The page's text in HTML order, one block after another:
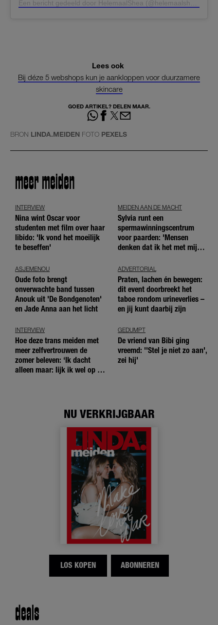
Een bericht gedeeld door HelemaalShea (@helemaalshea)
Lees ook
Bij déze 5 webshops kun je aankloppen voor duurzamere
skincare
GOED ARTIKEL? DELEN MAAR.
BRON LINDA.MEIDEN FOTO PEXELS
meer meiden
INTERVIEW
Nina wint Oscar voor
studenten met film over haar
libido: 'Ik vond het moeilijk
te beseffen'
MEIDEN AAN DE MACHT
Sylvia runt een
spermawinningscentrum
voor paarden: 'Mensen
denken dat ik het met mijn
ASJEMENOU
Oude foto brengt
onverwachte band tussen
Anouk uit 'De Bondgenoten'
en Jade Anna aan het licht
ADVERTORIAL
Praten, lachen én bewegen:
dit event doorbreekt het
taboe rondom urineverlies –
en jij kunt daarbij zijn
INTERVIEW
Hoe deze trans meiden met
meer zelfvertrouwen de
zomer beleven: ‘Ik dacht
alleen maar: lijk ik wel op de
GEDUMPT
De vriend van Bibi ging
vreemd: ''Stel je niet zo aan',
zei hij'
NU VERKRIJGBAAR
LOS KOPEN ABONNEREN
deals